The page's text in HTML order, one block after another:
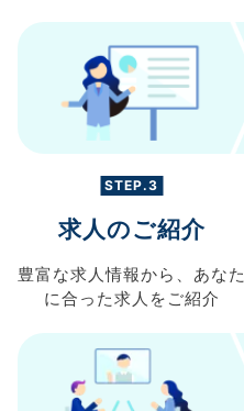
STEP.3
求人のご紹介
豊富な求人情報から、 あなた
に合った求人を ご紹介